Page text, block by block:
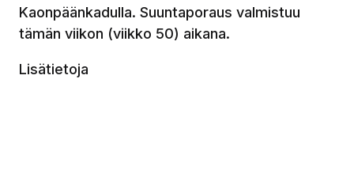
Kaonpäänkadulla. Suuntaporaus valmistuu
tämän viikon (viikko 50) aikana.
Lisätietoja